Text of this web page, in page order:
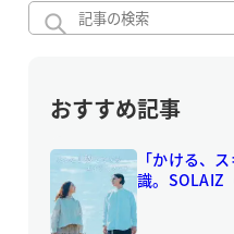
おすすめ記事
「かける、
識。SOLAIZ